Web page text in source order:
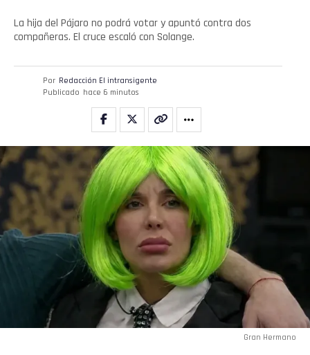
La hija del Pájaro no podrá votar y apuntó contra dos
compañeras. El cruce escaló con Solange.
Por Redacción El intransigente
Publicado hace 6 minutos
Gran Hermano